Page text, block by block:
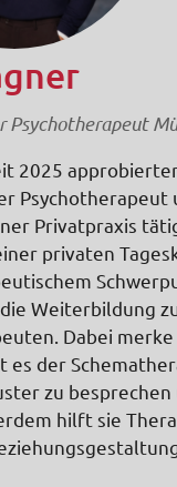
Psychotherapeut
2025
Psychotherapeut
Privatpraxis
privaten
Weiterbildung
Dabei
es der
zu besprechen
hilft sie